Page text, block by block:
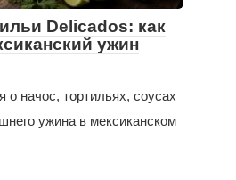
Delicados: как
ужин
о начос, тортильях, соусах
ужина в мексиканском